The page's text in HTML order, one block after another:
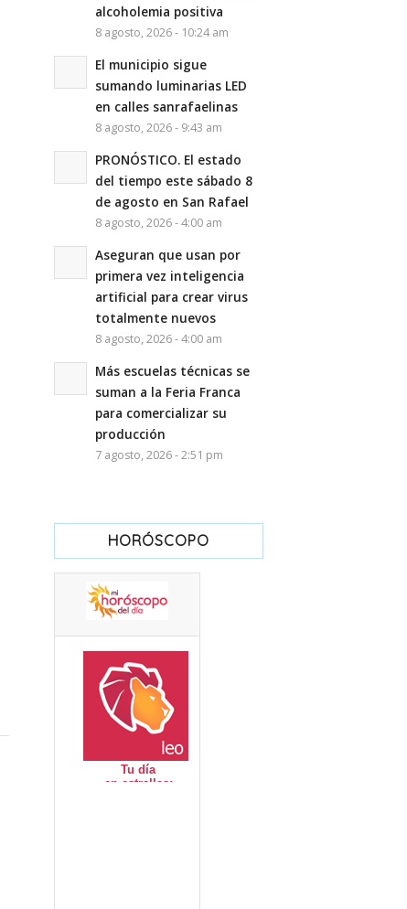
alcoholemia positiva
8 agosto, 2026 - 10:24 am
El municipio sigue
sumando luminarias LED
en calles sanrafaelinas
8 agosto, 2026 - 9:43 am
PRONÓSTICO. El estado
del tiempo este sábado 8
de agosto en San Rafael
8 agosto, 2026 - 4:00 am
Aseguran que usan por
primera vez inteligencia
artificial para crear virus
totalmente nuevos
8 agosto, 2026 - 4:00 am
Más escuelas técnicas se
suman a la Feria Franca
para comercializar su
producción
7 agosto, 2026 - 2:51 pm
HORÓSCOPO